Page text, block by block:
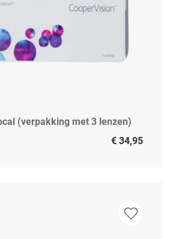
(verpakking met 3 lenzen)
€ 34,95